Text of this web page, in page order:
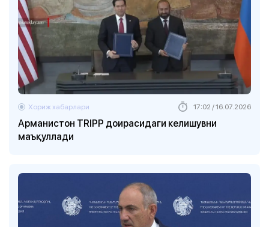
Арманистон TRIPP доирасидаги келишувни
маъқуллади
Хориж хабарлари 17:02 / 16.07.2026